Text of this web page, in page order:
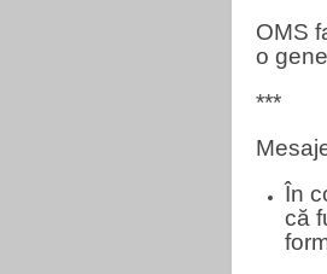
OMS
o
***
În
că